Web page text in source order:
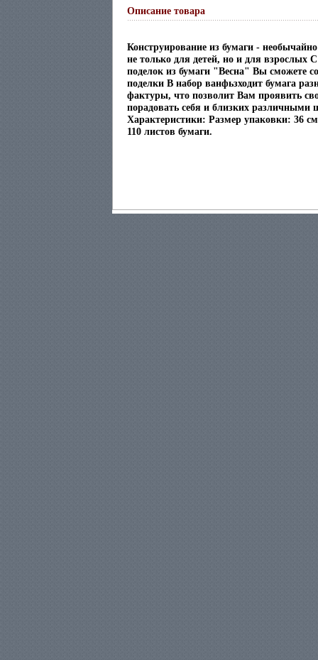
Описание товара
Конструирование из бумаги -
не только для детей, но и для взрослых
поделок из бумаги "Весна" Вы сможете
поделки В набор ванфьзходит бумага
фактуры, что позволит Вам проявить
порадовать себя и близких различными
Характеристики: Размер упаковки: 36
110 листов бумаги.